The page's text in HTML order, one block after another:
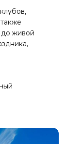
до живой